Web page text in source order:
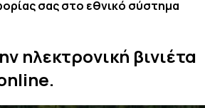
σας στο εθνικό σύστημα
ηλεκτρονική βινιέτα